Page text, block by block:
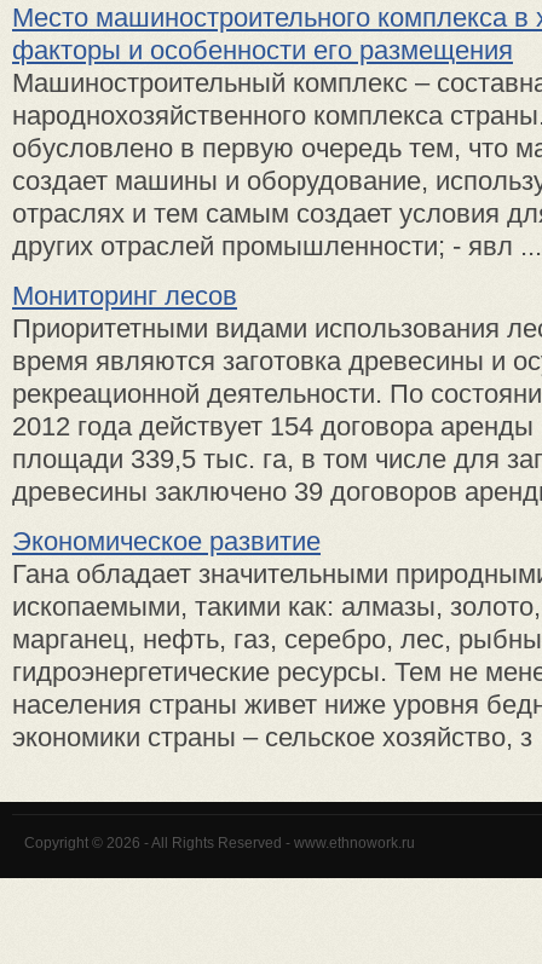
Место машиностроительного комплекса в
факторы и особенности его размещения
Машиностроительный комплекс –
народнохозяйственного комплекса
обусловлено в первую очередь тем, что
создает машины и оборудование,
отраслях и тем самым создает условия
других отраслей промышленности; - явл ...
Мониторинг лесов
Приоритетными видами использования
время являются заготовка древесины и
рекреационной деятельности. По
2012 года действует 154 договора
площади 339,5 тыс. га, в том числе для
древесины заключено 39 договоров
Экономическое развитие
Гана обладает значительными
ископаемыми, такими как: алмазы,
марганец, нефть, газ, серебро, лес,
гидроэнергетические ресурсы. Тем не
населения страны живет ниже уровня
экономики страны – сельское хозяйство, з
Copyright © 2026 - All Rights Reserved - www.ethnowork.ru